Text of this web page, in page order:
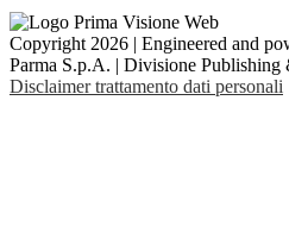
Copyright 2026 | Engineered and
Parma S.p.A. | Divisione
Disclaimer trattamento dati personali